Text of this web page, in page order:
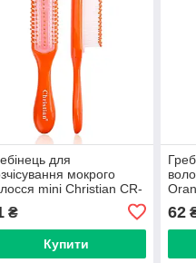
для
мокрого
mini Christian CR-
₴
Купити
62